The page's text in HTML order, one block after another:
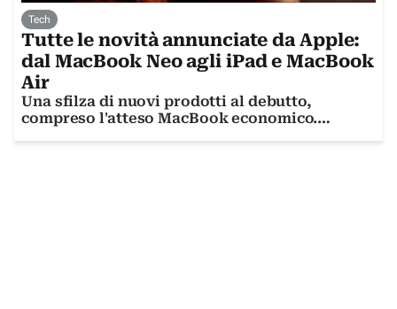
Tech
Tutte le novità annunciate da Apple:
dal MacBook Neo agli iPad e MacBook
Air
Una sfilza di nuovi prodotti al debutto,
compreso l'atteso MacBook economico.